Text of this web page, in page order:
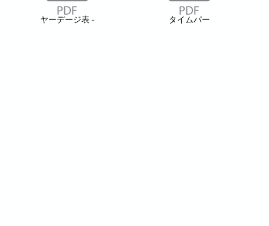
ヤーデージ表 - タイムパー